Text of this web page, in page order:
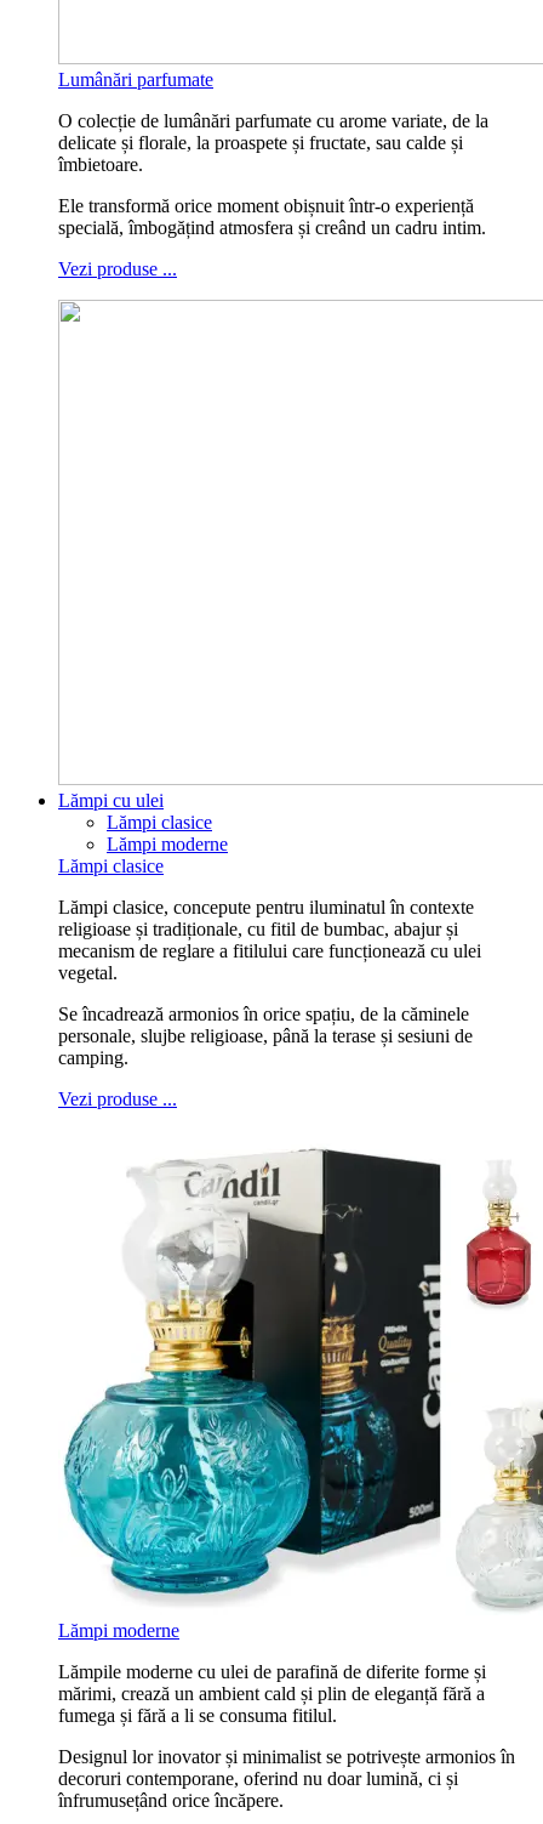
Lumânări parfumate
O colecție de lumânări parfumate cu arome variate, de la
delicate și florale, la proaspete și fructate, sau calde și
îmbietoare.
Ele transformă orice moment obișnuit într-o experiență
specială, îmbogățind atmosfera și creând un cadru intim.
Vezi produse ...
Lămpi cu ulei
Lămpi clasice
Lămpi moderne
Lămpi clasice
Lămpi clasice, concepute pentru iluminatul în contexte
religioase și tradiționale, cu fitil de bumbac, abajur și
mecanism de reglare a fitilului care funcționează cu ulei
vegetal.
Se încadrează armonios în orice spațiu, de la căminele
personale, slujbe religioase, până la terase și sesiuni de
camping.
Vezi produse ...
Lămpi moderne
Lămpile moderne cu ulei de parafină de diferite forme și
mărimi, crează un ambient cald și plin de eleganță fără a
fumega și fără a li se consuma fitilul.
Designul lor inovator și minimalist se potrivește armonios în
decoruri contemporane, oferind nu doar lumină, ci și
înfrumusețând orice încăpere.